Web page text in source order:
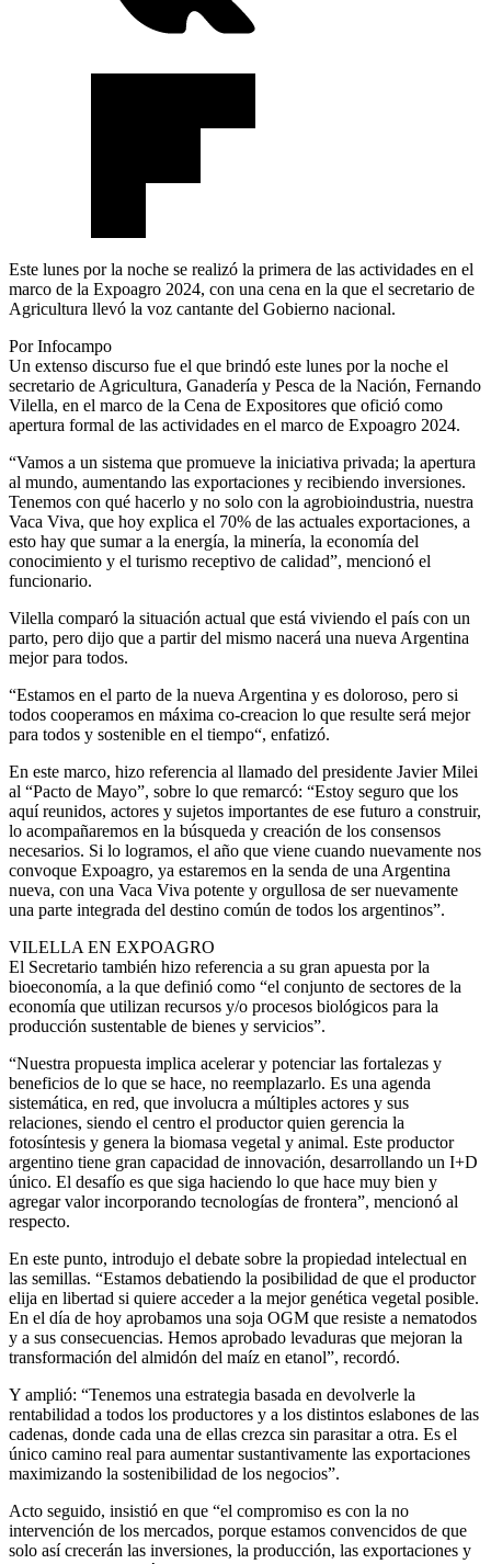
Este lunes por la noche se realizó la primera de las actividades en el
marco de la Expoagro 2024, con una cena en la que el secretario de
Agricultura llevó la voz cantante del Gobierno nacional.
Por Infocampo
Un extenso discurso fue el que brindó este lunes por la noche el
secretario de Agricultura, Ganadería y Pesca de la Nación, Fernando
Vilella, en el marco de la Cena de Expositores que ofició como
apertura formal de las actividades en el marco de Expoagro 2024.
“Vamos a un sistema que promueve la iniciativa privada; la apertura
al mundo, aumentando las exportaciones y recibiendo inversiones.
Tenemos con qué hacerlo y no solo con la agrobioindustria, nuestra
Vaca Viva, que hoy explica el 70% de las actuales exportaciones, a
esto hay que sumar a la energía, la minería, la economía del
conocimiento y el turismo receptivo de calidad”, mencionó el
funcionario.
Vilella comparó la situación actual que está viviendo el país con un
parto, pero dijo que a partir del mismo nacerá una nueva Argentina
mejor para todos.
“Estamos en el parto de la nueva Argentina y es doloroso, pero si
todos cooperamos en máxima co-creacion lo que resulte será mejor
para todos y sostenible en el tiempo“, enfatizó.
En este marco, hizo referencia al llamado del presidente Javier Milei
al “Pacto de Mayo”, sobre lo que remarcó: “Estoy seguro que los
aquí reunidos, actores y sujetos importantes de ese futuro a construir,
lo acompañaremos en la búsqueda y creación de los consensos
necesarios. Si lo logramos, el año que viene cuando nuevamente nos
convoque Expoagro, ya estaremos en la senda de una Argentina
nueva, con una Vaca Viva potente y orgullosa de ser nuevamente
una parte integrada del destino común de todos los argentinos”.
VILELLA EN EXPOAGRO
El Secretario también hizo referencia a su gran apuesta por la
bioeconomía, a la que definió como “el conjunto de sectores de la
economía que utilizan recursos y/o procesos biológicos para la
producción sustentable de bienes y servicios”.
“Nuestra propuesta implica acelerar y potenciar las fortalezas y
beneficios de lo que se hace, no reemplazarlo. Es una agenda
sistemática, en red, que involucra a múltiples actores y sus
relaciones, siendo el centro el productor quien gerencia la
fotosíntesis y genera la biomasa vegetal y animal. Este productor
argentino tiene gran capacidad de innovación, desarrollando un I+D
único. El desafío es que siga haciendo lo que hace muy bien y
agregar valor incorporando tecnologías de frontera”, mencionó al
respecto.
En este punto, introdujo el debate sobre la propiedad intelectual en
las semillas. “Estamos debatiendo la posibilidad de que el productor
elija en libertad si quiere acceder a la mejor genética vegetal posible.
En el día de hoy aprobamos una soja OGM que resiste a nematodos
y a sus consecuencias. Hemos aprobado levaduras que mejoran la
transformación del almidón del maíz en etanol”, recordó.
Y amplió: “Tenemos una estrategia basada en devolverle la
rentabilidad a todos los productores y a los distintos eslabones de las
cadenas, donde cada una de ellas crezca sin parasitar a otra. Es el
único camino real para aumentar sustantivamente las exportaciones
maximizando la sostenibilidad de los negocios”.
Acto seguido, insistió en que “el compromiso es con la no
intervención de los mercados, porque estamos convencidos de que
solo así crecerán las inversiones, la producción, las exportaciones y